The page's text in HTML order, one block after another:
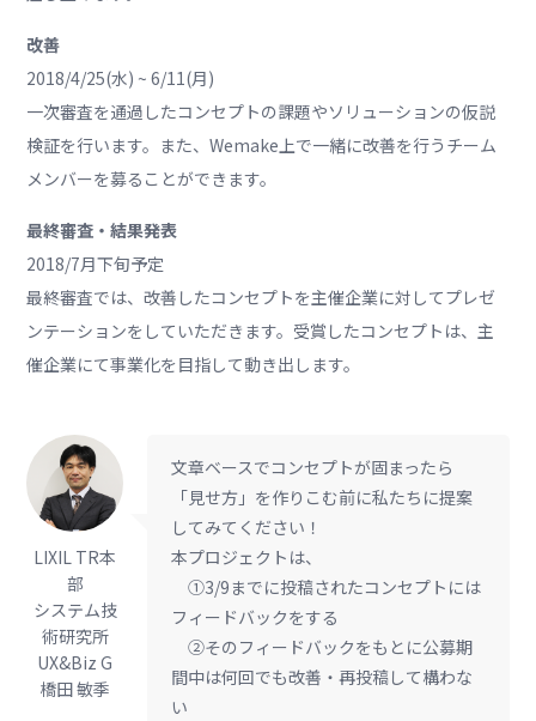
改善
2018/4/25(水) ~ 6/11(月)
一次審査を通過したコンセプトの課題やソリューションの仮説
検証を行います。また、Wemake上で一緒に改善を行うチーム
メンバーを募ることができます。
最終審査・結果発表
2018/7月下旬予定
最終審査では、改善したコンセプトを主催企業に対してプレゼ
ンテーションをしていただきます。受賞したコンセプトは、主
催企業にて事業化を目指して動き出します。
LIXIL TR本
部
システム技
術研究所
UX&Biz G
橋田 敏季
文章ベースでコンセプトが固まったら
「見せ方」を作りこむ前に私たちに提案
してみてください！
本プロジェクトは、
①3/9までに投稿されたコンセプトには
フィードバックをする
②そのフィードバックをもとに公募期
間中は何回でも改善・再投稿して構わな
い